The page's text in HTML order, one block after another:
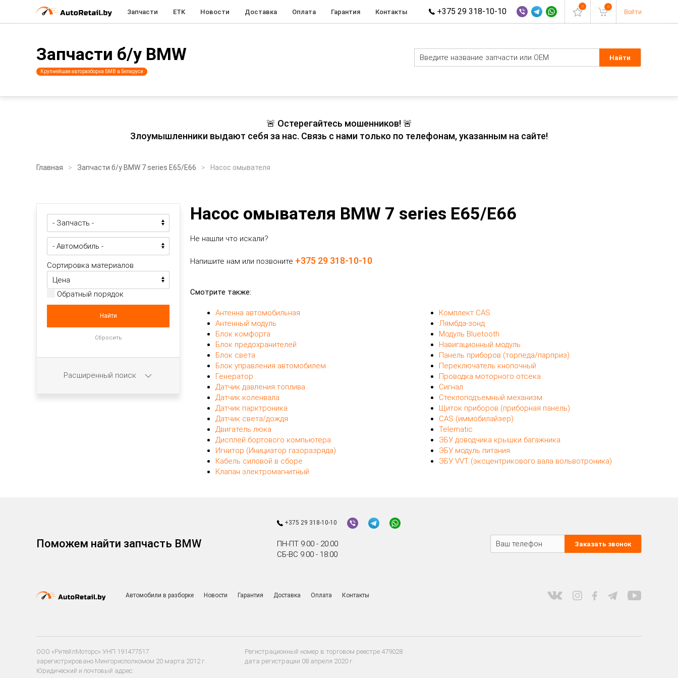
Запчасти ETK Новости Доставка Оплата Гарантия Контакты +375 29 318-10-10 0 0
Войти
Запчасти б/у BMW
Крупнейшая авторазборка БМВ в Беларуси
🚨 Остерегайтесь мошенников! 🚨
Злоумышленники выдают себя за нас. Связь с нами только по телефонам, указанным на сайте!
Главная Запчасти б/у BMW 7 series E65/E66 Насос омывателя
Насос омывателя BMW 7 series E65/E66
Не нашли что искали?
Напишите нам или позвоните +375 29 318-10-10
Смотрите также:
Антенна автомобильная
Антенный модуль
Блок комфорта
Блок предохранителей
Блок света
Блок управления автомобилем
Генератор
Датчик давления топлива
Датчик коленвала
Датчик парктроника
Датчик света/дождя
Двигатель люка
Дисплей бортового компьютера
Игнитор (Инициатор газоразряда)
Кабель силовой в сборе
Клапан электромагнитный
Комплект CAS
Лямбда-зонд
Модуль Bluetooth
Навигационный модуль
Панель приборов (торпеда/парприз)
Переключатель кнопочный
Проводка моторного отсека
Сигнал
Стеклоподъемный механизм
Щиток приборов (приборная панель)
CAS (иммобилайзер)
Telematic
ЭБУ доводчика крышки багажника
ЭБУ модуль питания
ЭБУ VVT (эксцентрикового вала вольвотроника)
Сортировка материалов
Обратный порядок
Расширенный поиск
Поможем найти запчасть BMW
+375 29 318-10-10
ПН-ПТ 9:00 - 20:00
СБ-ВС 9:00 - 18:00
Заказать звонок
Автомобили в разборке Новости Гарантия Доставка Оплата Контакты
ООО «РитейлМоторс» УНП 191477517
зарегистрировано Мингорисполкомом 20 марта 2012 г.
Юридический и почтовый адрес:
Регистрационный номер в торговом реестре 479028
дата регистрации 08 апреля 2020 г.